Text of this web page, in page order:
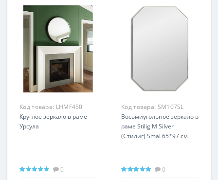
Код товара: LHMF450
Круглое зеркало в раме
Урсула
0
Код товара: SM107SL
Восьмиугольное зеркало в
раме Stilig M Silver
(Стилиг) Smal 65*97 см
0